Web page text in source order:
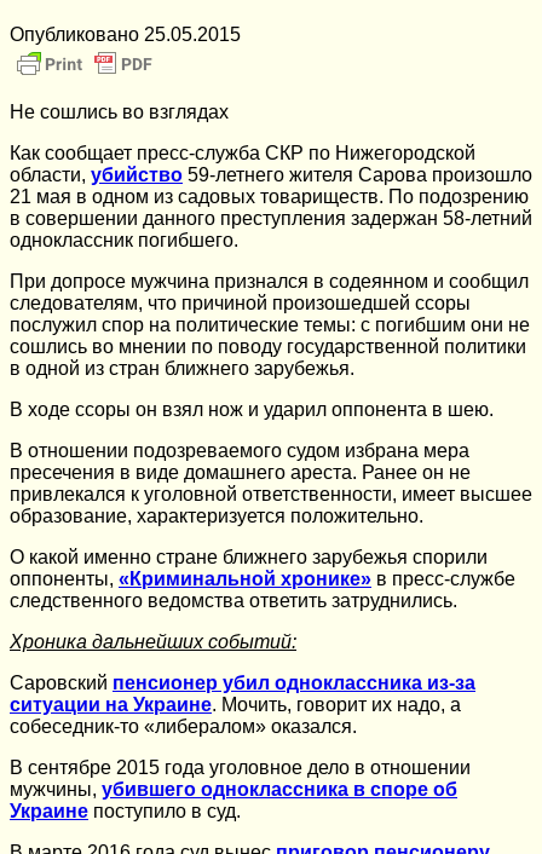
Опубликовано 25.05.2015
Не сошлись во взглядах
Как сообщает пресс-служба СКР по Нижегородской
области, убийство 59-летнего жителя Сарова произошло
21 мая в одном из садовых товариществ. По подозрению
в совершении данного преступления задержан 58-летний
одноклассник погибшего.
При допросе мужчина признался в содеянном и сообщил
следователям, что причиной произошедшей ссоры
послужил спор на политические темы: с погибшим они не
сошлись во мнении по поводу государственной политики
в одной из стран ближнего зарубежья.
В ходе ссоры он взял нож и ударил оппонента в шею.
В отношении подозреваемого судом избрана мера
пресечения в виде домашнего ареста. Ранее он не
привлекался к уголовной ответственности, имеет высшее
образование, характеризуется положительно.
О какой именно стране ближнего зарубежья спорили
оппоненты, «Криминальной хронике» в пресс-службе
следственного ведомства ответить затруднились.
Хроника дальнейших событий:
Саровский пенсионер убил одноклассника из-за
ситуации на Украине. Мочить, говорит их надо, а
собеседник-то «либералом» оказался.
В сентябре 2015 года уголовное дело в отношении
мужчины, убившего одноклассника в споре об
Украине поступило в суд.